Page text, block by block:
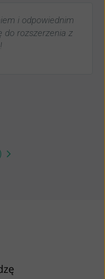
i odpowiednim
do rozszerzenia z